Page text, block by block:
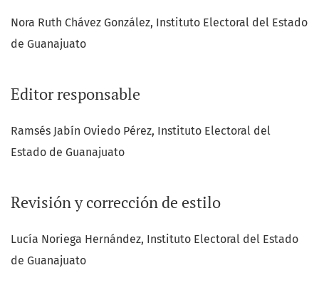
Nora Ruth Chávez González, Instituto Electoral del Estado
de Guanajuato
Editor responsable
Ramsés Jabín Oviedo Pérez, Instituto Electoral del
Estado de Guanajuato
Revisión y corrección de estilo
Lucía Noriega Hernández, Instituto Electoral del Estado
de Guanajuato